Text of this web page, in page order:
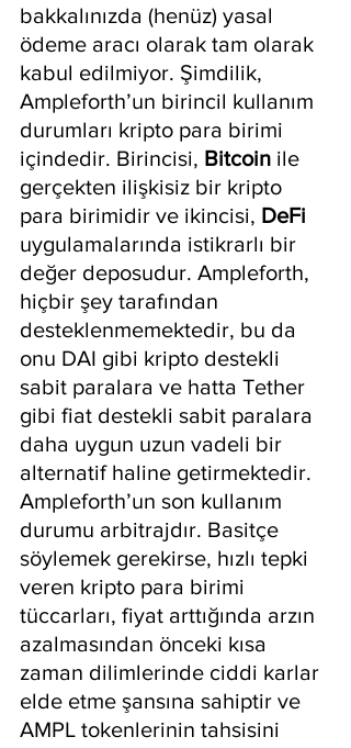
bakkalınızda (henüz) yasal
ödeme aracı olarak tam olarak
kabul edilmiyor. Şimdilik,
Ampleforth’un birincil kullanım
durumları kripto para birimi
içindedir. Birincisi, Bitcoin ile
gerçekten ilişkisiz bir kripto
para birimidir ve ikincisi, DeFi
uygulamalarında istikrarlı bir
değer deposudur. Ampleforth,
hiçbir şey tarafından
desteklenmemektedir, bu da
onu DAI gibi kripto destekli
sabit paralara ve hatta Tether
gibi fiat destekli sabit paralara
daha uygun uzun vadeli bir
alternatif haline getirmektedir.
Ampleforth’un son kullanım
durumu arbitrajdır. Basitçe
söylemek gerekirse, hızlı tepki
veren kripto para birimi
tüccarları, fiyat arttığında arzın
azalmasından önceki kısa
zaman dilimlerinde ciddi karlar
elde etme şansına sahiptir ve
AMPL tokenlerinin tahsisini